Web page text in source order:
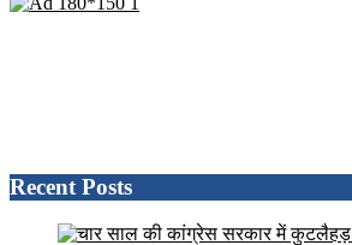
Recent Posts